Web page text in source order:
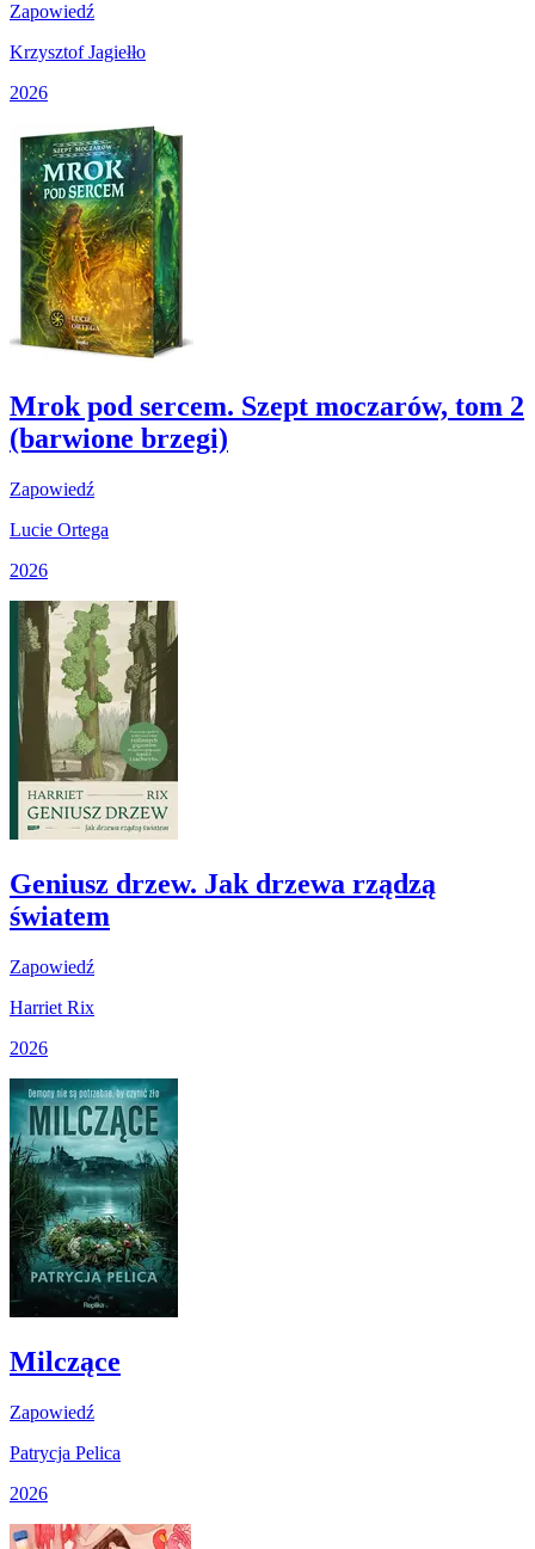
Zapowiedź
Krzysztof Jagiełło
2026
Mrok pod sercem. Szept moczarów, tom 2
(barwione brzegi)
Zapowiedź
Lucie Ortega
2026
Geniusz drzew. Jak drzewa rządzą
światem
Zapowiedź
Harriet Rix
2026
Milczące
Zapowiedź
Patrycja Pelica
2026